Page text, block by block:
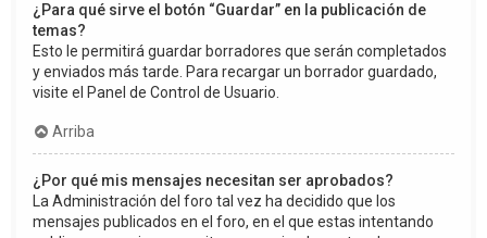
¿Para qué sirve el botón “Guardar” en la publicación de
temas?
Esto le permitirá guardar borradores que serán completados
y enviados más tarde. Para recargar un borrador guardado,
visite el Panel de Control de Usuario.
Arriba
¿Por qué mis mensajes necesitan ser aprobados?
La Administración del foro tal vez ha decidido que los
mensajes publicados en el foro, en el que estas intentando